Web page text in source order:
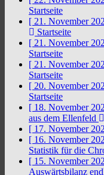
Startseite
[ 21. November
Startseite
[ 21. November
Startseite
[ 21. November
Startseite
[ 20. November
Startseite
[ 18. November
aus dem Ellenfeld
[ 17. November
[ 16. November
Statistik für die
[ 15. November
Auswärtsbilanz